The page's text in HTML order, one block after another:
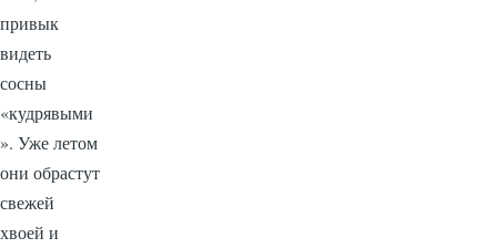
привык
видеть
сосны
«кудрявыми
». Уже летом
они обрастут
свежей
хвоей и